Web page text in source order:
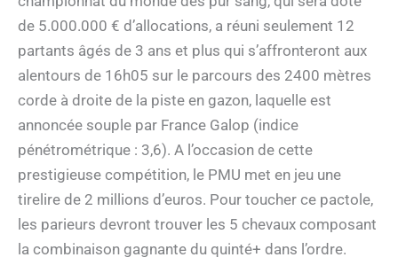
de 5.000.000 € d’allocations, a réuni seulement 12
partants âgés de 3 ans et plus qui s’affronteront aux
alentours de 16h05 sur le parcours des 2400 mètres
corde à droite de la piste en gazon, laquelle est
annoncée souple par France Galop (indice
pénétrométrique : 3,6). A l’occasion de cette
prestigieuse compétition, le PMU met en jeu une
tirelire de 2 millions d’euros. Pour toucher ce pactole,
les parieurs devront trouver les 5 chevaux composant
la combinaison gagnante du quinté+ dans l’ordre.